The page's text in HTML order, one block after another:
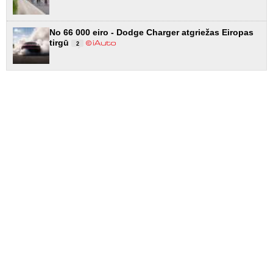
No 66 000 eiro - Dodge Charger atgriežas Eiropas
tirgū
2